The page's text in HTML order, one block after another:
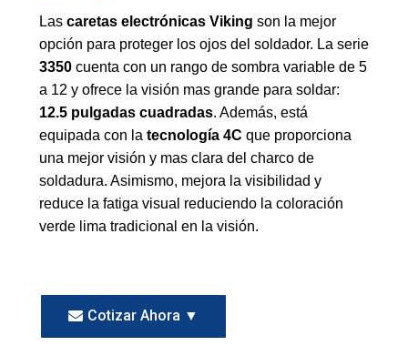
Las caretas electrónicas Viking son la mejor
opción para proteger los ojos del soldador. La serie
3350 cuenta con un rango de sombra variable de 5
a 12 y ofrece la visión mas grande para soldar:
12.5 pulgadas cuadradas. Además, está
equipada con la tecnología 4C que proporciona
una mejor visión y mas clara del charco de
soldadura. Asimismo, mejora la visibilidad y
reduce la fatiga visual reduciendo la coloración
verde lima tradicional en la visión.
Cotizar Ahora ▼